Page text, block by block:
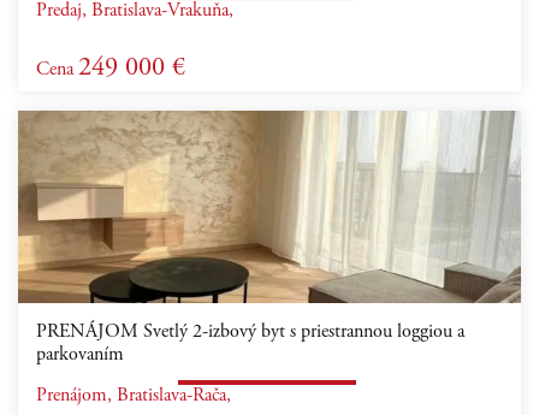
Predaj, Bratislava-Vrakuňa,
Cena249 000 €
PRENÁJOM Svetlý 2-izbový byt s priestrannou loggiou a
parkovaním
Prenájom, Bratislava-Rača,